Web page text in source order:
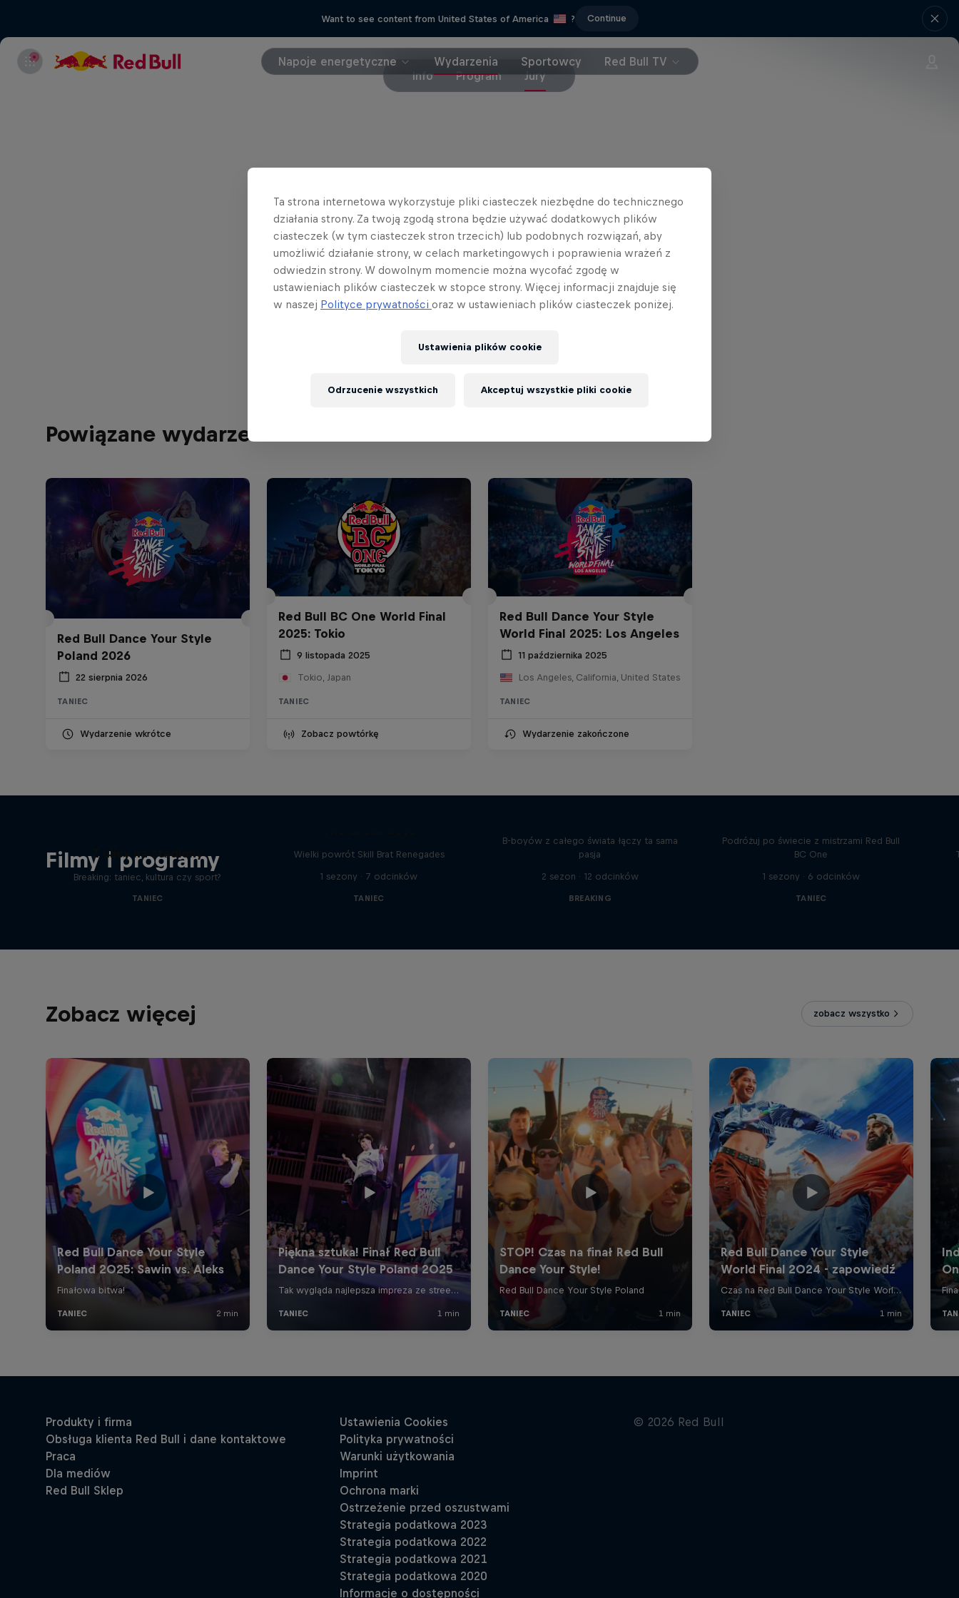
Want to see content from United States of America ? Continue
Napoje energetyczne Wydarzenia Sportowcy
Red Bull TV
Info
Program Jury
Powiązane wydarzenia
Red Bull Dance Your Style
Poland 2026
22 sierpnia 2026
TANIEC
Wydarzenie wkrótce
Red Bull BC One World Final
2025: Tokio
9 listopada 2025
Tokio, Japan
TANIEC
Zobacz powtórkę
Red Bull Dance Your Style
World Final 2025: Los Angeles
11 października 2025
Los Angeles, California, United States
TANIEC
Wydarzenie zakończone
Filmy i programy
Z ulicy na stadiony
Breaking: taniec, kultura czy sport?
TANIEC
Wielki powrót Skill Brat Renegades
1 sezony · 7 odcinków
TANIEC
B-boyów z całego świata łączy ta sama
pasja
2 sezon · 12 odcinków
BREAKING
Podróżuj po świecie z mistrzami Red Bull
BC One
1 sezony · 6 odcinków
TANIEC
Zobacz więcej zobacz wszystko
Ta strona internetowa wykorzystuje pliki ciasteczek niezbędne do technicznego
działania strony. Za twoją zgodą strona będzie używać dodatkowych plików
ciasteczek (w tym ciasteczek stron trzecich) lub podobnych rozwiązań, aby
umożliwić działanie strony, w celach marketingowych i poprawienia wrażeń z
odwiedzin strony. W dowolnym momencie można wycofać zgodę w
ustawieniach plików ciasteczek w stopce strony. Więcej informacji znajduje się
w naszej Polityce prywatności oraz w ustawieniach plików ciasteczek poniżej.
Ustawienia plików cookie
Odrzucenie wszystkich Akceptuj wszystkie pliki cookie